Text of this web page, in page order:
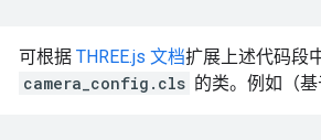
可根据 THREE.js 文档扩展上述代码段
camera_config.cls 的类。例如（